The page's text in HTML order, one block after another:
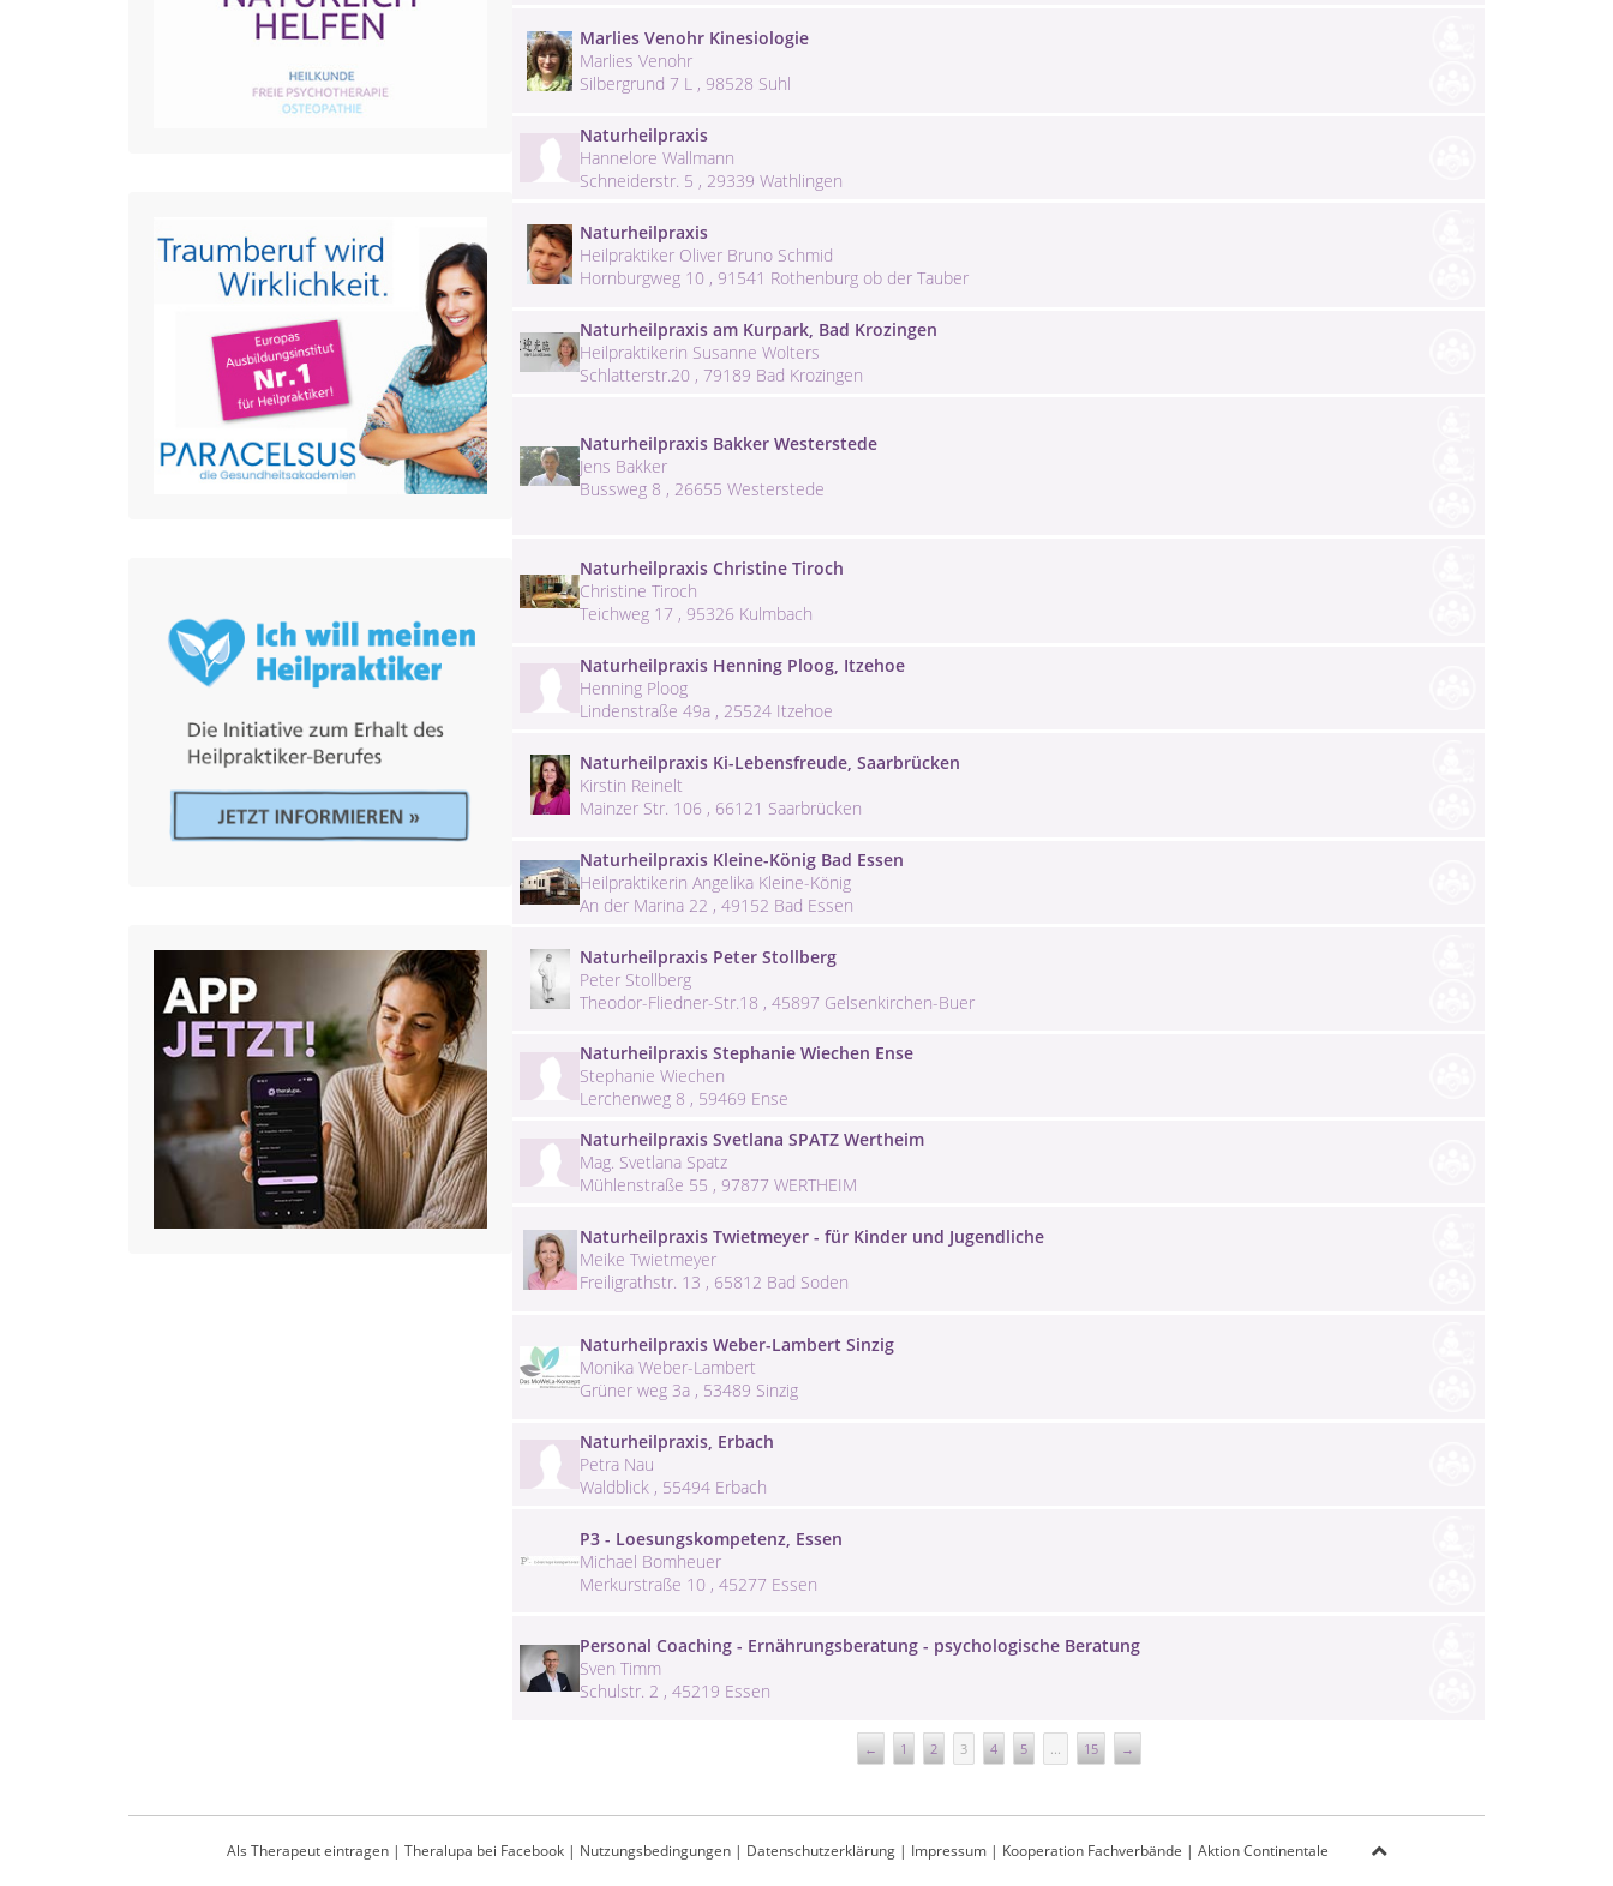
Marlies Venohr Kinesiologie
Marlies Venohr
Silbergrund 7 L , 98528 Suhl
Naturheilpraxis
Hannelore Wallmann
Schneiderstr. 5 , 29339 Wathlingen
Naturheilpraxis
Heilpraktiker Oliver Bruno Schmid
Hornburgweg 10 , 91541 Rothenburg ob der Tauber
Naturheilpraxis am Kurpark, Bad Krozingen
Heilpraktikerin Susanne Wolters
Schlatterstr.20 , 79189 Bad Krozingen
Naturheilpraxis Bakker Westerstede
Jens Bakker
Bussweg 8 , 26655 Westerstede
Naturheilpraxis Christine Tiroch
Christine Tiroch
Teichweg 17 , 95326 Kulmbach
Naturheilpraxis Henning Ploog, Itzehoe
Henning Ploog
Lindenstraße 49a , 25524 Itzehoe
Naturheilpraxis Ki-Lebensfreude, Saarbrücken
Kirstin Reinelt
Mainzer Str. 106 , 66121 Saarbrücken
Naturheilpraxis Kleine-König Bad Essen
Heilpraktikerin Angelika Kleine-König
An der Marina 22 , 49152 Bad Essen
Naturheilpraxis Peter Stollberg
Peter Stollberg
Theodor-Fliedner-Str.18 , 45897 Gelsenkirchen-Buer
Naturheilpraxis Stephanie Wiechen Ense
Stephanie Wiechen
Lerchenweg 8 , 59469 Ense
Naturheilpraxis Svetlana SPATZ Wertheim
Mag. Svetlana Spatz
Mühlenstraße 55 , 97877 WERTHEIM
Naturheilpraxis Twietmeyer - für Kinder und Jugendliche
Meike Twietmeyer
Freiligrathstr. 13 , 65812 Bad Soden
Naturheilpraxis Weber-Lambert Sinzig
Monika Weber-Lambert
Grüner weg 3a , 53489 Sinzig
Naturheilpraxis, Erbach
Petra Nau
Waldblick , 55494 Erbach
P3 - Loesungskompetenz, Essen
Michael Bomheuer
Merkurstraße 10 , 45277 Essen
Personal Coaching - Ernährungsberatung - psychologische Beratung
Sven Timm
Schulstr. 2 , 45219 Essen
← 1 2 3 4 5 ... 15 →
Als Therapeut eintragen| Theralupa bei Facebook| Nutzungsbedingungen| Datenschutzerklärung| Impressum| Kooperation Fachverbände | Aktion Continentale